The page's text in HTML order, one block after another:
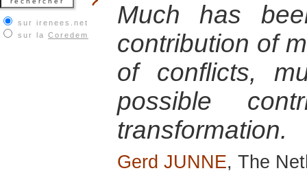
sur irenees.net
sur la Coredem
Much has
contribution of
of conflicts,
possible
transformation.
Gerd JUNNE, The